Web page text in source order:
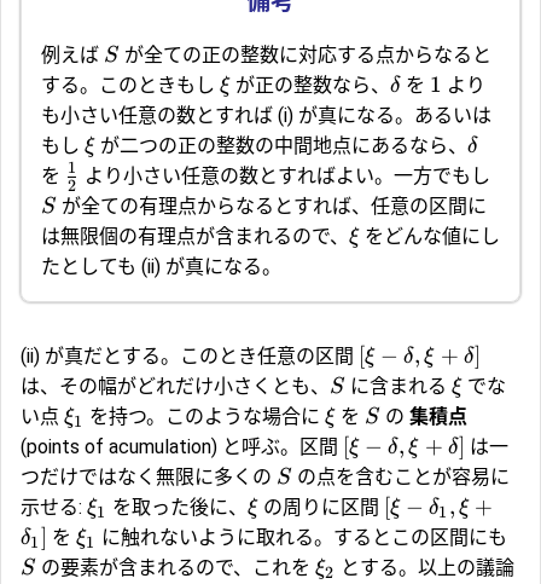
例えば S が全ての正の整数に対応する点からなると
する。このときもし ξが正の整数なら、 δを 1 より
も小さい任意の数とすれば (i) が真になる。あるいは
もし ξが二つの正の整数の中間地点にあるなら、 δ
を 2
1 より小さい任意の数とすればよい。一方でもし
S が全ての有理点からなるとすれば、任意の区間に
は無限個の有理点が含まれるので、 ξをどんな値にし
たとしても (ii) が真になる。
(ii) が真だとする。このとき任意の区間 [ξ − δ, ξ + δ]
は、その幅がどれだけ小さくとも、 S に含まれるξでな
い点 ξ1 を持つ。このような場合に ξを S の 集積点
(points of acumulation) と呼ぶ。区間 [ξ − δ, ξ + δ] は一
つだけではなく無限に多くの S の点を含むことが容易に
示せる: ξ1 を取った後に、 ξの周りに区間 [ξ − δ1 , ξ +
δ1] を ξ1 に触れないように取れる。するとこの区間にも
S の要素が含まれるので、これをξ2 とする。以上の議論